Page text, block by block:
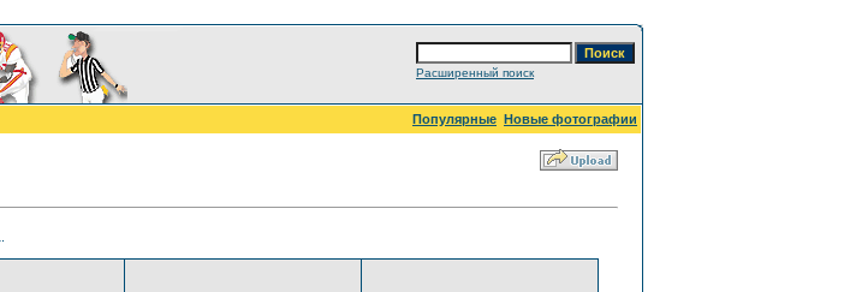
Расширенный поиск
Популярные Новые фотографии